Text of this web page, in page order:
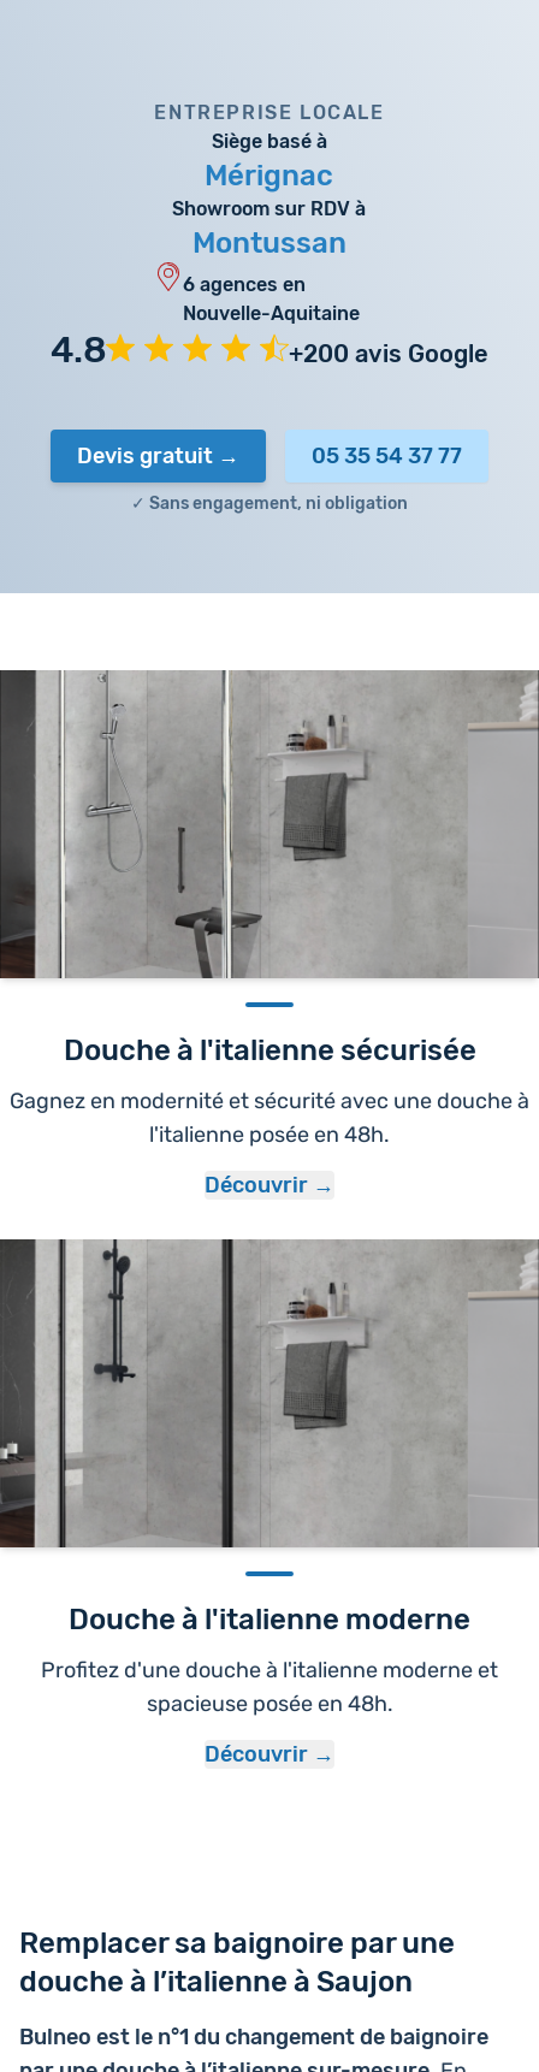
ENTREPRISE LOCALE
Siège basé à
Mérignac
Showroom sur RDV à
Montussan
6 agences en
Nouvelle-Aquitaine
4.8 +200 avis Google
Devis gratuit 05 35 54 37 77
✓ Sans engagement, ni obligation
Douche à l'italienne moderne
Profitez d'une douche à l'italienne moderne et
spacieuse posée en 48h.
Découvrir
Douche à l'italienne sécurisée
Gagnez en modernité et sécurité avec une douche à
l'italienne posée en 48h.
Découvrir
Remplacer sa baignoire par une
douche à l’italienne à Saujon
Bulneo est le n°1 du chan­ge­ment de bai­gnoire